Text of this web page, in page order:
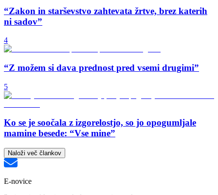
“Zakon in starševstvo zahtevata žrtve, brez katerih
ni sadov”
4
“Z možem si dava prednost pred vsemi drugimi”
5
Ko se je soočala z izgorelostjo, so jo opogumljale
mamine besede: “Vse mine”
Naloži več člankov
E-novice